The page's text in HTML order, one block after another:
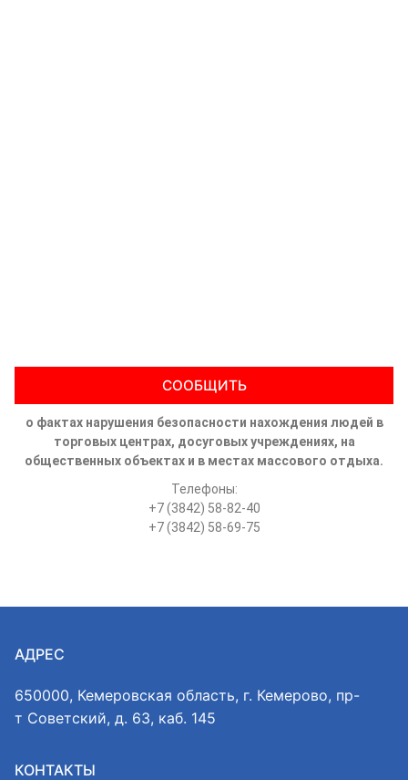
СООБЩИТЬ
о фактах нарушения безопасности нахождения людей в
торговых центрах, досуговых учреждениях, на
общественных объектах и в местах массового отдыха.
Телефоны:
+7 (3842) 58-82-40
+7 (3842) 58-69-75
АДРЕС
650000, Кемеровская область, г. Кемерово, пр-
т Советский, д. 63, каб. 145
КОНТАКТЫ